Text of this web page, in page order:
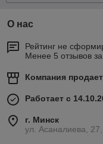
О нас
Рейтинг не
Менее 5 отзывов
Компания
Работает с
г. Минск
ул. Асаналиева,